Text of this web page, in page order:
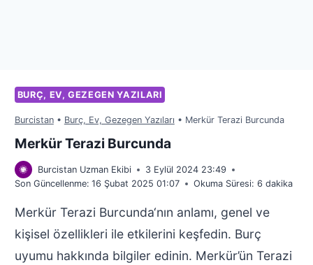
BURÇ, EV, GEZEGEN YAZILARI
Burcistan• Burç, Ev, Gezegen Yazıları • Merkür Terazi Burcunda
Merkür Terazi Burcunda
Burcistan Uzman Ekibi
3 Eylül 2024 23:49
Son Güncellenme: 16 Şubat 2025 01:07 Okuma Süresi: 6 dakika
Merkür Terazi Burcunda‘nın anlamı, genel ve
kişisel özellikleri ile etkilerini keşfedin. Burç
uyumu hakkında bilgiler edinin. Merkür’ün Terazi